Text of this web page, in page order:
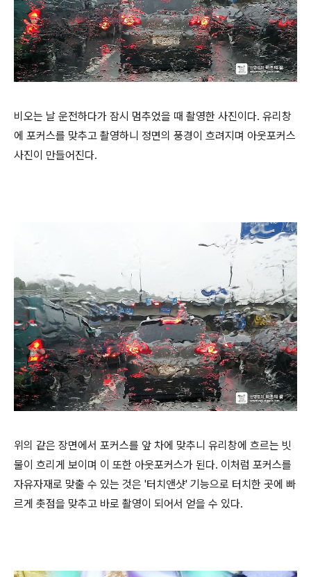
비오는 날 운전하다가 잠시 멈추었을 때 촬영한 사진이다. 유리창
에 포커스를 맞추고 촬영하니 정면의 풍경이 흐려지며 아웃포커스
사진이 만들어진다.
위의 같은 장면에서 포커스를 앞 차에 맞추니 유리창에 흐르는 빗
물이 흐리게 보이며 이 또한 아웃포커스가 된다. 이처럼 포커스를
자유자재로 맞출 수 있는 것은 '터치앤샷' 기능으로 터치한 곳에 빠
르게 촛점을 맞추고 바로 촬영이 되어서 얻을 수 있다.